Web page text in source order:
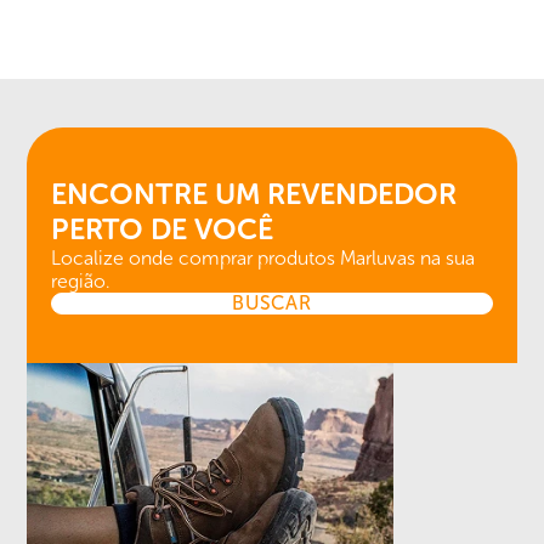
ENCONTRE UM REVENDEDOR
PERTO DE VOCÊ
Localize onde comprar produtos Marluvas na sua
região.
BUSCAR